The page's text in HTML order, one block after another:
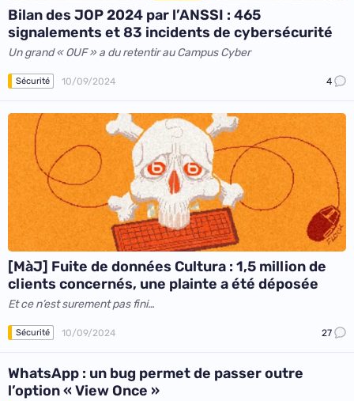
Bilan des JOP 2024 par l’ANSSI : 465
signalements et 83 incidents de cybersécurité
Un grand « OUF » a du retentir au Campus Cyber
Sécurité 10/09/2024 4
[MàJ] Fuite de données Cultura : 1,5 million de
clients concernés, une plainte a été déposée
Et ce n’est surement pas fini…
Sécurité 10/09/2024 27
WhatsApp : un bug permet de passer outre
l’option « View Once »